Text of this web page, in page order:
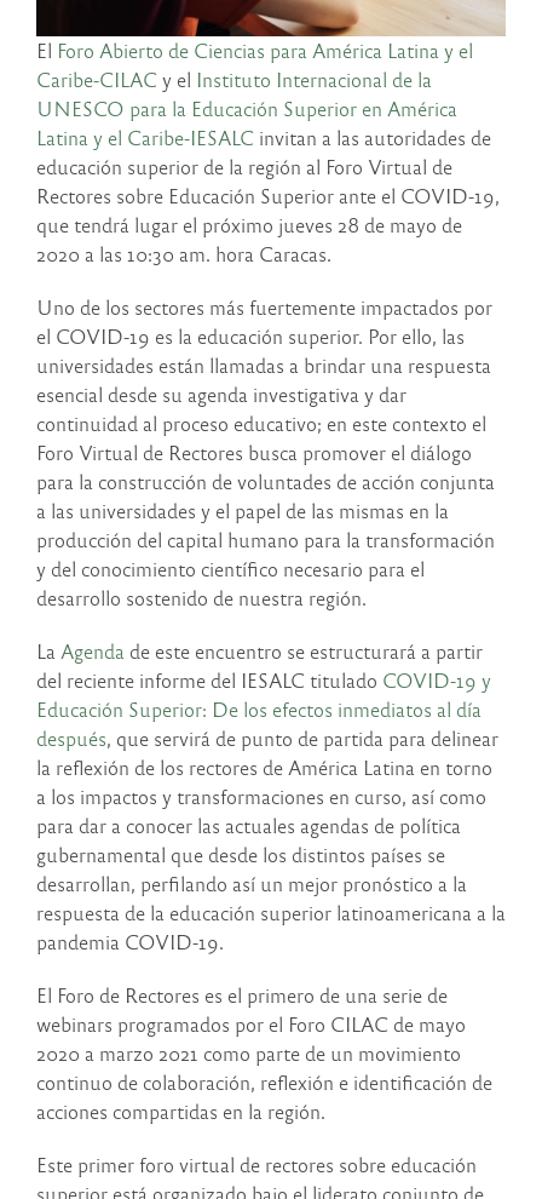
El Foro Abierto de Ciencias para América Latina y el
Caribe-CILAC y el Instituto Internacional de la
UNESCO para la Educación Superior en América
Latina y el Caribe-IESALC invitan a las autoridades de
educación superior de la región al Foro Virtual de
Rectores sobre Educación Superior ante el COVID-19,
que tendrá lugar el próximo jueves 28 de mayo de
2020 a las 10:30 am. hora Caracas.
Uno de los sectores más fuertemente impactados por
el COVID-19 es la educación superior. Por ello, las
universidades están llamadas a brindar una respuesta
esencial desde su agenda investigativa y dar
continuidad al proceso educativo; en este contexto el
Foro Virtual de Rectores busca promover el diálogo
para la construcción de voluntades de acción conjunta
a las universidades y el papel de las mismas en la
producción del capital humano para la transformación
y del conocimiento científico necesario para el
desarrollo sostenido de nuestra región.
La Agenda de este encuentro se estructurará a partir
del reciente informe del IESALC titulado COVID-19 y
Educación Superior: De los efectos inmediatos al día
después, que servirá de punto de partida para delinear
la reflexión de los rectores de América Latina en torno
a los impactos y transformaciones en curso, así como
para dar a conocer las actuales agendas de política
gubernamental que desde los distintos países se
desarrollan, perfilando así un mejor pronóstico a la
respuesta de la educación superior latinoamericana a la
pandemia COVID-19.
El Foro de Rectores es el primero de una serie de
webinars programados por el Foro CILAC de mayo
2020 a marzo 2021 como parte de un movimiento
continuo de colaboración, reflexión e identificación de
acciones compartidas en la región.
Este primer foro virtual de rectores sobre educación
superior está organizado bajo el liderato conjunto de